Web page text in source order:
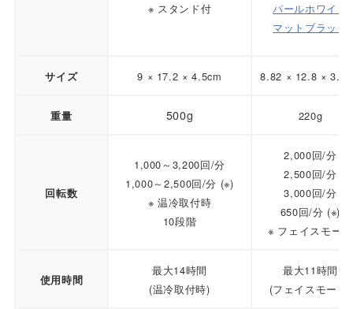
※ スタンド付
パールホワイト
マットブラック
サイズ 9 × 17.2 × 4.5cm 8.82 × 12.8 ×
重量 500g 220g
回転数
1,000～3,200回/分
1,000～2,500回/分 (※)
※ 温冷取付時
10段階
2,000回/分
2,500回/分
3,000回/分
650回/分 (※)
※ フェイスモード
使用時間
最大14時間
(温冷取付時)
最大11時間
(フェイスモード)